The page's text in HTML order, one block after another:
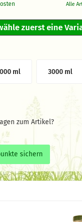
Alle
zuerst eine
ml 3000 ml
zum Artikel?
sichern